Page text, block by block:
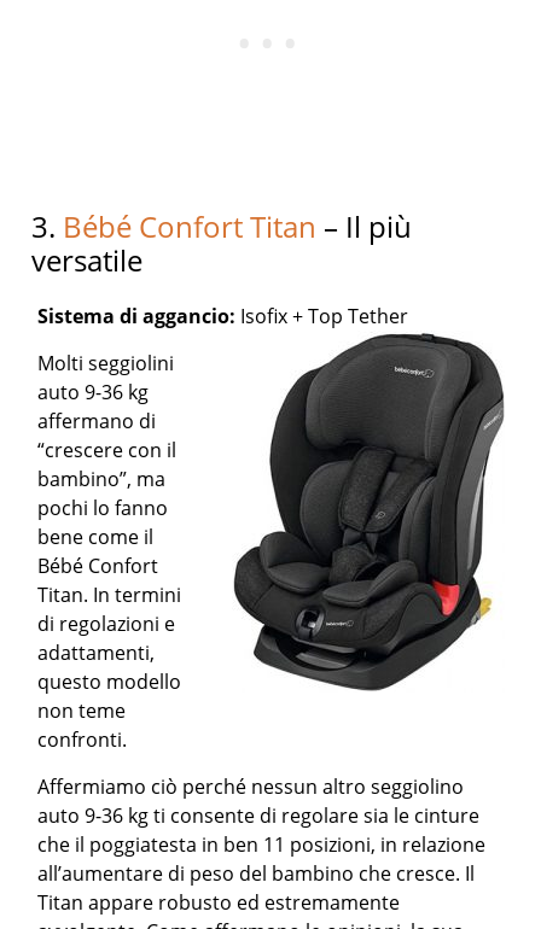
3. Bébé Confort Titan – Il più
versatile
Sistema di aggancio: Isofix + Top Tether
Molti seggiolini
auto 9-36 kg
affermano di
“crescere con il
bambino”, ma
pochi lo fanno
bene come il
Bébé Confort
Titan. In termini
di regolazioni e
adattamenti,
questo modello
non teme
confronti.
Affermiamo ciò perché nessun altro seggiolino
auto 9-36 kg ti consente di regolare sia le cinture
che il poggiatesta in ben 11 posizioni, in relazione
all’aumentare di peso del bambino che cresce. Il
Titan appare robusto ed estremamente